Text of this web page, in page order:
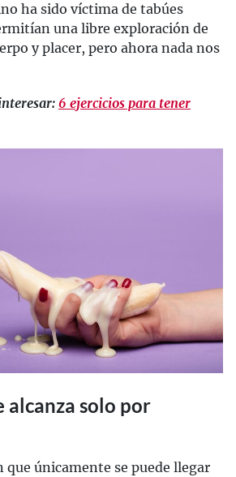
ha sido víctima de tabúes
una libre exploración de
y placer, pero ahora nada nos
6 ejercicios para tener
alcanza solo por
únicamente se puede llegar